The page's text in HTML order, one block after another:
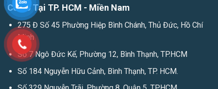
Cơ Sở Tại TP. HCM - Miền Nam
275 Đ Số 45 Phường Hiệp Bình Chánh, Thủ Đức, Hồ Chí
Minh
Số 7 Ngô Đức Kế, Phường 12, Bình Thạnh, TP.HCM
Số 184 Nguyễn Hữu Cảnh, Bình Thạnh, TP. HCM.